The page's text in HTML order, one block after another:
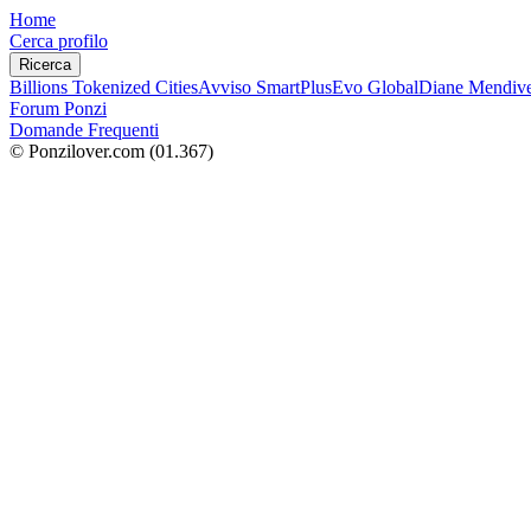
Home
Cerca profilo
Ricerca
Billions Tokenized CitiesAvviso SmartPlusEvo GlobalDiane
Forum Ponzi
Domande Frequenti
© Ponzilover.com (01.367)